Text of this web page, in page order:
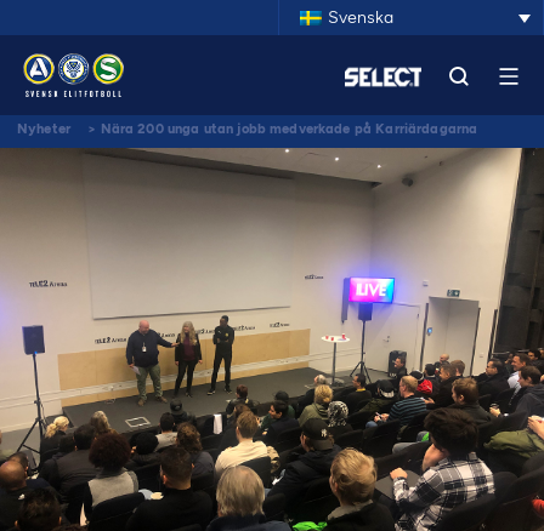
Svenska
Nyheter > Nära 200 unga utan jobb medverkade på Karriärdagarna